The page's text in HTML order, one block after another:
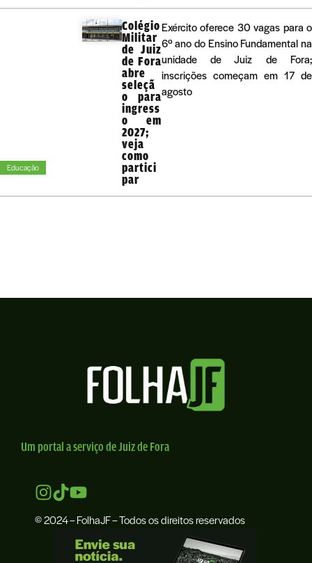
Educação
Colégio
Militar
de Juiz
de Fora
abre
seleçã
o para
ingress
o em
2027;
veja
como
partici
par
Exército oferece 30 vagas para o
6º ano do Ensino Fundamental na
unidade de Juiz de Fora;
inscrições começam em 17 de
agosto
Um portal a serviço de Juiz de Fora
© 2024 – FolhaJF – Todos os direitos reservados